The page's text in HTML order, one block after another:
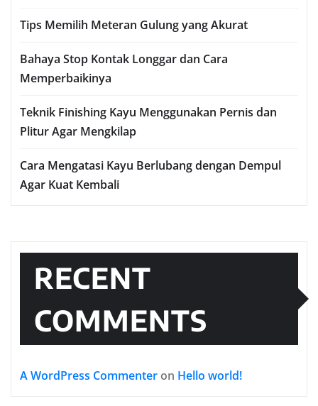
Tips Memilih Meteran Gulung yang Akurat
Bahaya Stop Kontak Longgar dan Cara
Memperbaikinya
Teknik Finishing Kayu Menggunakan Pernis dan
Plitur Agar Mengkilap
Cara Mengatasi Kayu Berlubang dengan Dempul
Agar Kuat Kembali
RECENT
COMMENTS
A WordPress Commenter on Hello world!